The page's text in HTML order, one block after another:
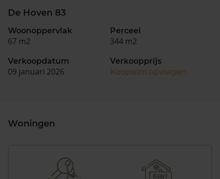
De Hoven 83
Woonoppervlak
67 m2
Perceel
344 m2
Verkoopdatum
09 januari 2026
Verkoopprijs
Koopsom opvragen
Woningen